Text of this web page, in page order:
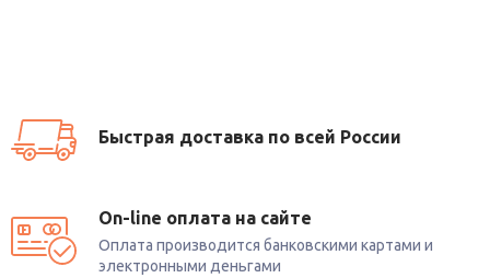
Быстрая доставка по всей России
On-line оплата на сайте
Оплата производится банковскими картами и
электронными деньгами